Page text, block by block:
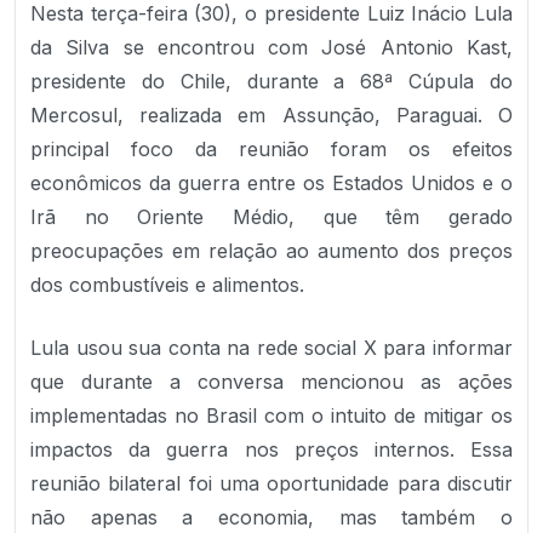
Nesta terça-feira (30), o presidente Luiz Inácio Lula
da Silva se encontrou com José Antonio Kast,
presidente do Chile, durante a 68ª Cúpula do
Mercosul, realizada em Assunção, Paraguai. O
principal foco da reunião foram os efeitos
econômicos da guerra entre os Estados Unidos e o
Irã no Oriente Médio, que têm gerado
preocupações em relação ao aumento dos preços
dos combustíveis e alimentos.
Lula usou sua conta na rede social X para informar
que durante a conversa mencionou as ações
implementadas no Brasil com o intuito de mitigar os
impactos da guerra nos preços internos. Essa
reunião bilateral foi uma oportunidade para discutir
não apenas a economia, mas também o